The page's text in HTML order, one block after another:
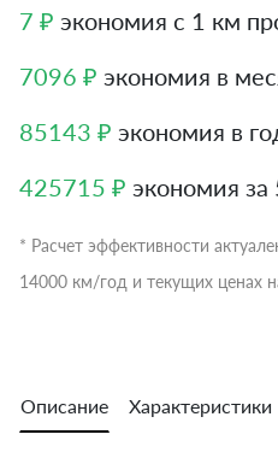
7 ₽ экономия с 1 км
7096 ₽ экономия в
85143 ₽ экономия в
425715 ₽ экономия за
* Расчет эффективности
14000 км/год и текущих ценах
Описание Характеристики